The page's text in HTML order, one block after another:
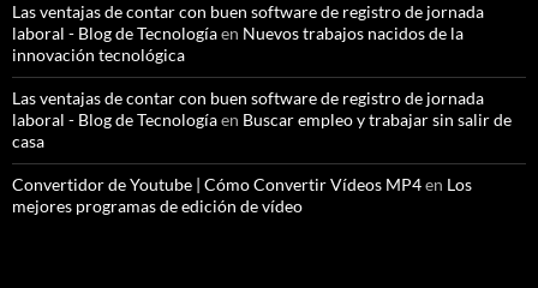
Las ventajas de contar con buen software de registro de jornada
laboral - Blog de Tecnologíaen Nuevos trabajos nacidos de la
innovación tecnológica
Las ventajas de contar con buen software de registro de jornada
laboral - Blog de Tecnologíaen Buscar empleo y trabajar sin salir de
casa
Convertidor de Youtube | Cómo Convertir Vídeos MP4en Los
mejores programas de edición de vídeo